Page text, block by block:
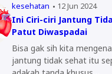
kesehatan 12 Jun 2024
Ini Ciri-ciri Jantung
Patut Diwaspadai
Bisa gak sih kita
jantung tidak sehat itu